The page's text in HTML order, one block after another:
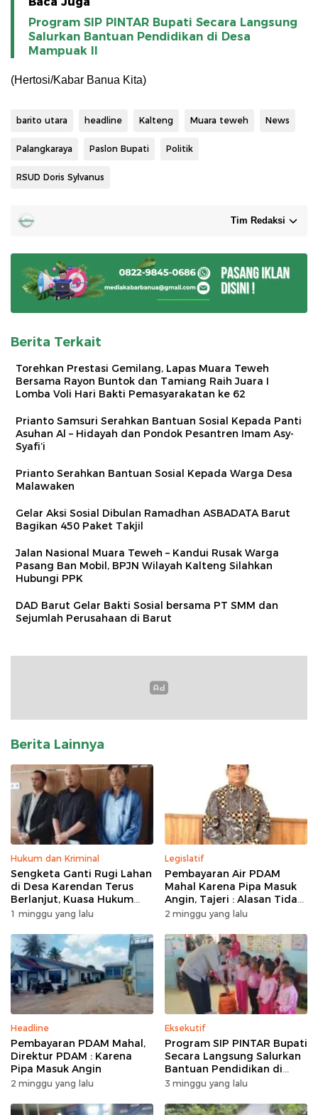
Program SIP PINTAR Bupati Secara Langsung
Salurkan Bantuan Pendidikan di Desa
Mampuak ll
(Hertosi/Kabar Banua Kita)
barito utara headline Kalteng Muara teweh News
Palangkaraya Paslon Bupati Politik
RSUD Doris Sylvanus
Tim Redaksi
Berita Terkait
Torehkan Prestasi Gemilang, Lapas Muara Teweh
Bersama Rayon Buntok dan Tamiang Raih Juara I
Lomba Voli Hari Bakti Pemasyarakatan ke 62
Prianto Samsuri Serahkan Bantuan Sosial Kepada Panti
Asuhan Al – Hidayah dan Pondok Pesantren Imam Asy-
Syafi’i
Prianto Serahkan Bantuan Sosial Kepada Warga Desa
Malawaken
Gelar Aksi Sosial Dibulan Ramadhan ASBADATA Barut
Bagikan 450 Paket Takjil
Jalan Nasional Muara Teweh – Kandui Rusak Warga
Pasang Ban Mobil, BPJN Wilayah Kalteng Silahkan
Hubungi PPK
DAD Barut Gelar Bakti Sosial bersama PT SMM dan
Sejumlah Perusahaan di Barut
Berita Lainnya
Hukum dan Kriminal
Sengketa Ganti Rugi Lahan
di Desa Karendan Terus
Berlanjut, Kuasa Hukum
Ajukan Kasasi
1 minggu yang lalu
Legislatif
Pembayaran Air PDAM
Mahal Karena Pipa Masuk
Angin, Tajeri : Alasan Tidak
Masuk Akal
2 minggu yang lalu
Headline
Pembayaran PDAM Mahal,
Direktur PDAM : Karena
Pipa Masuk Angin
2 minggu yang lalu
Eksekutif
Program SIP PINTAR Bupati
Secara Langsung Salurkan
Bantuan Pendidikan di
Desa Mampuak ll
3 minggu yang lalu